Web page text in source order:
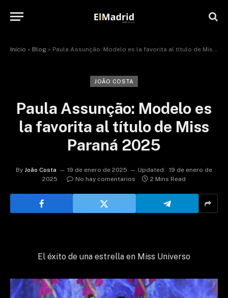
Início » Blog » Paula Assunção: Modelo es la favorita al título de Miss Paraná 2025
JOÃO COSTA
Paula Assunção: Modelo es
la favorita al título de Miss
Paraná 2025
By João Costa 19 de enero de 2025 Updated: 19 de enero de
2025
No hay comentarios 2 Mins Read
El éxito de una estrella en Miss Universo